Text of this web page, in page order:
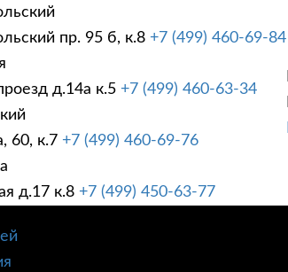
пр. 95 б, к.8 +7 (499) 460-69-84
д.14а к.5 +7 (499) 460-63-34
60, к.7 +7 (499) 460-69-76
д.17 к.8 +7 (499) 450-63-77